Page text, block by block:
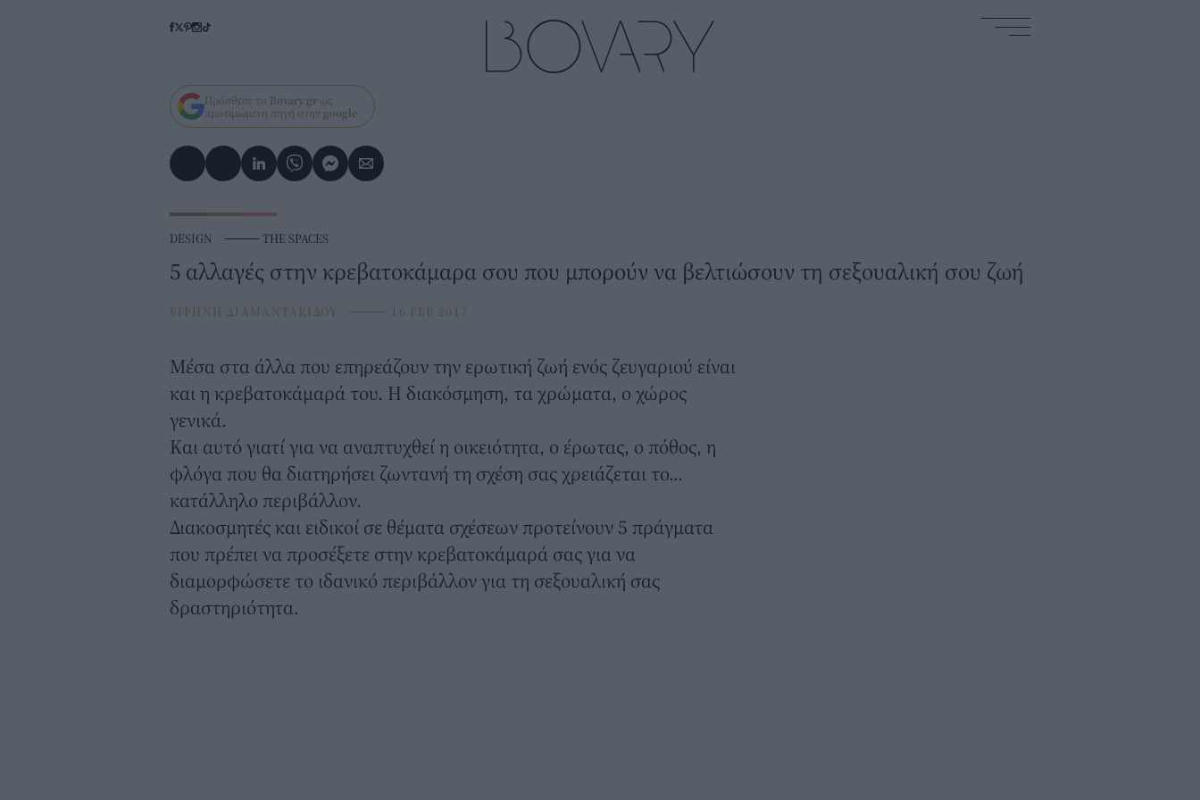
Πρόσθεσε το Bovary.gr ως
προτιμώμενη πηγή στην google
DESIGN ⸻ THE SPACES
5 αλλαγές στην κρεβατοκάμαρα σου που μπορούν να βελτιώσουν τη σεξουαλική σου ζωή
ΕΙΡΗΝΗ ΔΙΑΜΑΝΤΑΚΙΔΟΥ ⸻ 16 FEB 2017
Mέσα στα άλλα που επηρεάζουν την ερωτική ζωή ενός ζευγαριού είναι
και η κρεβατοκάμαρά του. Η διακόσμηση, τα χρώματα, ο χώρος
γενικά.
Και αυτό γιατί για να αναπτυχθεί η οικειότητα, ο έρωτας, ο πόθος, η
φλόγα που θα διατηρήσει ζωντανή τη σχέση σας χρειάζεται το...
κατάλληλο περιβάλλον.
Διακοσμητές και ειδικοί σε θέματα σχέσεων προτείνουν 5 πράγματα
που πρέπει να προσέξετε στην κρεβατοκάμαρά σας για να
διαμορφώσετε το ιδανικό περιβάλλον για τη σεξουαλική σας
δραστηριότητα.